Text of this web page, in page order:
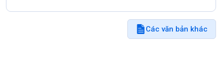
Các văn bản khác